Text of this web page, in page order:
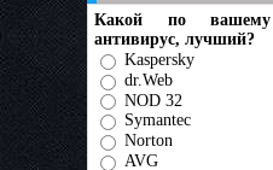
Какой по
антивирус, лучший?
Kaspersky
dr.Web
NOD 32
Symantec
Norton
AVG